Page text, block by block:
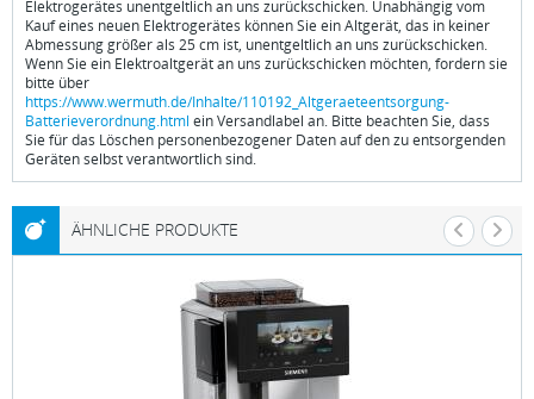
Elektrogerätes unentgeltlich an uns zurückschicken. Unabhängig vom
Kauf eines neuen Elektrogerätes können Sie ein Altgerät, das in keiner
Abmessung größer als 25 cm ist, unentgeltlich an uns zurückschicken.
Wenn Sie ein Elektroaltgerät an uns zurückschicken möchten, fordern sie
bitte über
https://www.wermuth.de/Inhalte/110192_Altgeraeteentsorgung-
Batterieverordnung.html ein Versandlabel an. Bitte beachten Sie, dass
Sie für das Löschen personenbezogener Daten auf den zu entsorgenden
Geräten selbst verantwortlich sind.
ÄHNLICHE PRODUKTE